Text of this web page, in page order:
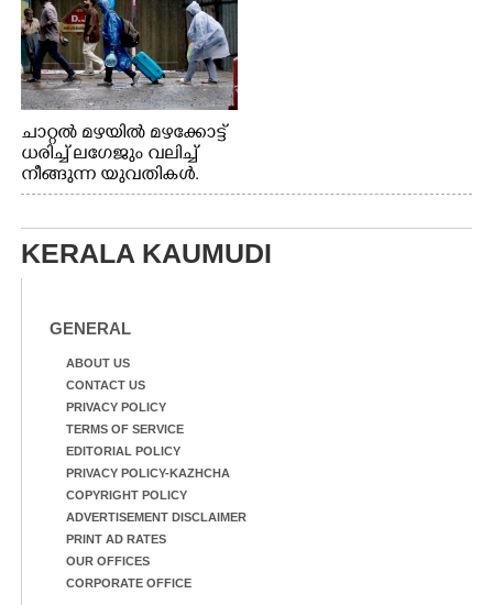
ചാറ്റൽ മഴയിൽ മഴക്കോട്ട്
ധരിച്ച് ലഗേജും വലിച്ച്
നീങ്ങുന്ന യുവതികൾ.
എറണാകുളം മേനകയിൽ
KERALA KAUMUDI
GENERAL
ABOUT US
CONTACT US
PRIVACY POLICY
TERMS OF SERVICE
EDITORIAL POLICY
PRIVACY POLICY-KAZHCHA
COPYRIGHT POLICY
ADVERTISEMENT DISCLAIMER
PRINT AD RATES
OUR OFFICES
CORPORATE OFFICE